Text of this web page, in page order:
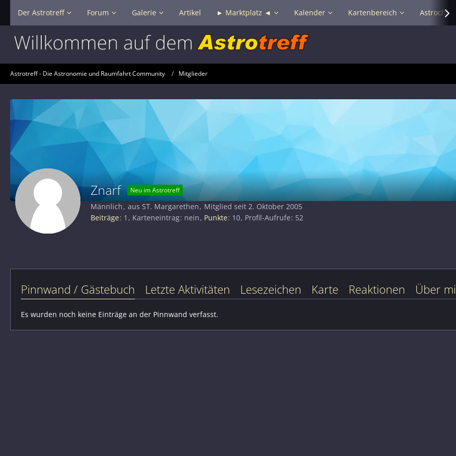
Der Astrotreff Forum Galerie Artikel ► Marktplatz ◄ Kalender Kartenbereich Astrochat
Astrotreff - Die Astronomie und Raumfahrt Community Mitglieder
Znarf Neu im Astrotreff
Männlich aus ST. Margarethen
Mitglied seit 2. Oktober 2005
Beiträge 1 Karteneintrag nein Punkte 10 Profil-Aufrufe 52
Pinnwand / Gästebuch Letzte Aktivitäten Lesezeichen Karte Reaktionen Über
Es wurden noch keine Einträge an der Pinnwand verfasst.